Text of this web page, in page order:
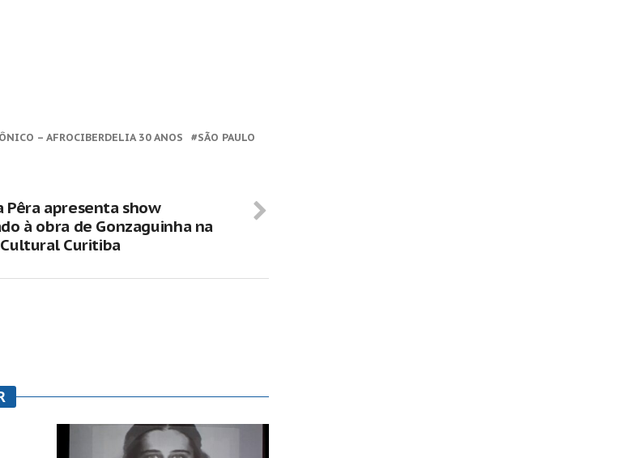
– AFROCIBERDELIA 30 ANOS
SÃO PAULO
Pêra apresenta show
à obra de Gonzaguinha na
Cultural Curitiba